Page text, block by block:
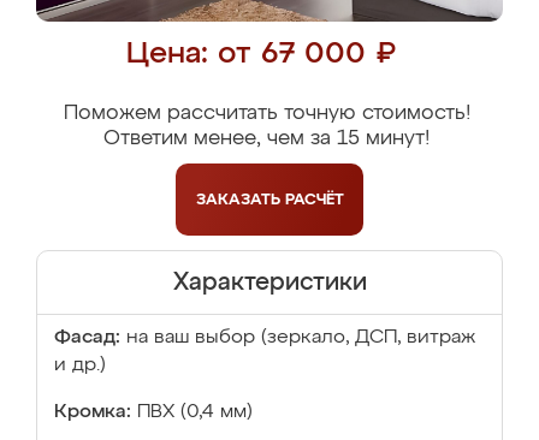
Цена: от 67 000 ₽
Поможем рассчитать точную стоимость!
Ответим менее, чем за 15 минут!
ЗАКАЗАТЬ РАСЧЁТ
Характеристики
Фасад: на ваш выбор (зеркало, ДСП, витраж
и др.)
Кромка: ПВХ (0,4 мм)